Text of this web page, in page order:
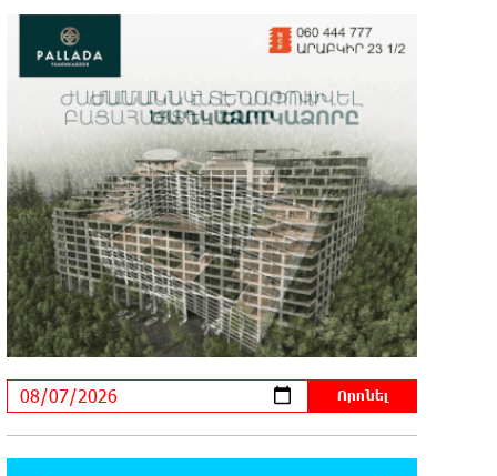
քառակողմ հանդիպումից հետո
տարածված հայտարարության մեջ Հայաստանի
տարածքը 29800 քառակուսի կիլոմետր է. Դավիթ
Ղազինյան
12:00:28 7-08-2026
Փաշազադեն և Փաշինյանն ընդդեմ
Հայ Առաքելական Սուրբ Եկեղեցու
11:39:39 7-08-2026
Բարձր տեխնոլոգիաները
զարգանում են
հանքարդյունաբերության շնորհիվ․ ԶՊՄԿ
11:18:51 7-08-2026